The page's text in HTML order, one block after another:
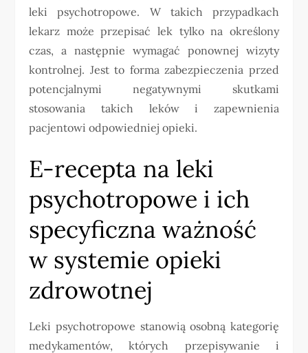
leki psychotropowe. W takich przypadkach
lekarz może przepisać lek tylko na określony
czas, a następnie wymagać ponownej wizyty
kontrolnej. Jest to forma zabezpieczenia przed
potencjalnymi negatywnymi skutkami
stosowania takich leków i zapewnienia
pacjentowi odpowiedniej opieki.
E-recepta na leki
psychotropowe i ich
specyficzna ważność
w systemie opieki
zdrowotnej
Leki psychotropowe stanowią osobną kategorię
medykamentów, których przepisywanie i